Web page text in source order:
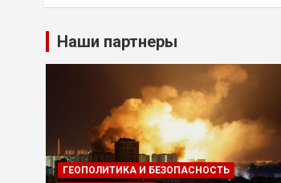
Наши партнеры
ГЕОПОЛИТИКА И БЕЗОПАСНОСТЬ